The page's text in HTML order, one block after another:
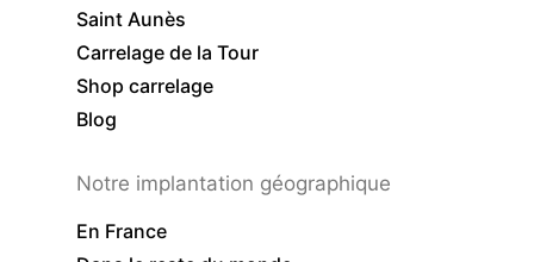
Saint Aunès
Carrelage de la Tour
Shop carrelage
Blog
Notre implantation géographique
En France